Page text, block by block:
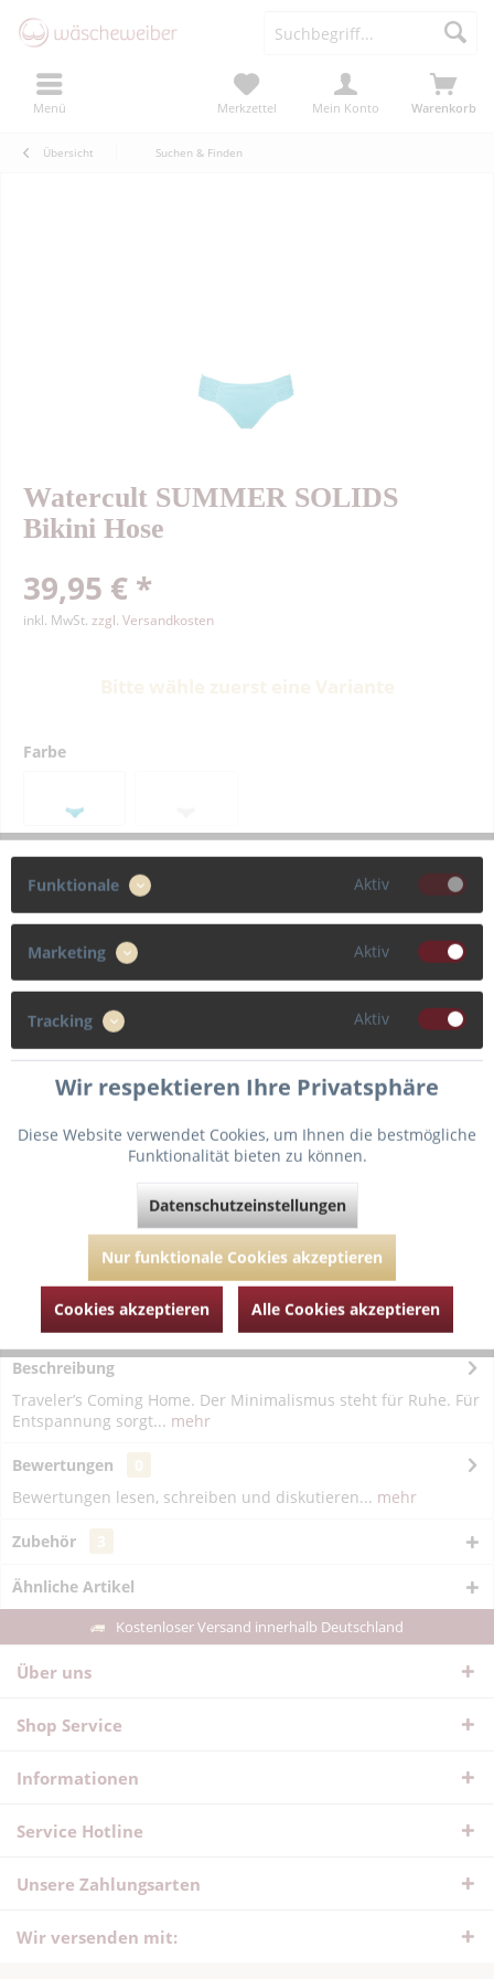
Menü Warenkorb
Merkzettel Mein Konto
Übersicht Suchen & Finden
Watercult SUMMER SOLIDS
Bikini Hose
39,95 € *
inkl. MwSt. zzgl. Versandkosten
Farbe
Größe
36 38 40 42
44
In den Warenkorb
Fragen zum Artikel?
MEH237-103-669-Aqua-Beat-40
Beschreibung
Traveler’s Coming Home. Der Minimalismus steht für Ruhe. Für
Entspannung sorgt... mehr
Bewertungen
Bewertungen lesen, schreiben und diskutieren... mehr
Zubehör
Ähnliche Artikel
Kostenloser Versand innerhalb Deutschland
Über uns
Shop Service
Informationen
Service Hotline
Unsere Zahlungsarten
Wir versenden mit:
Funktionale Aktiv
Marketing Aktiv
Tracking Aktiv
Wir respektieren Ihre Privatsphäre
Diese Website verwendet Cookies, um Ihnen die bestmögliche
Funktionalität bieten zu können.
Datenschutzeinstellungen
Nur funktionale Cookies akzeptieren
Cookies akzeptieren Alle Cookies akzeptieren